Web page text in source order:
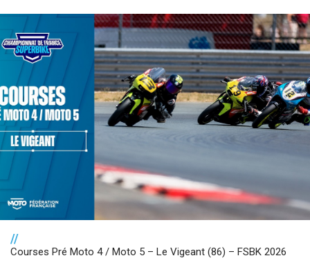
//
Courses Pré Moto 4 / Moto 5 – Le Vigeant (86) – FSBK 2026